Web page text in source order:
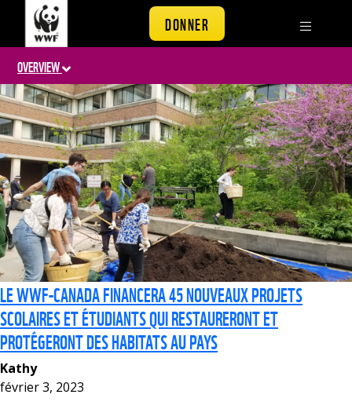
DONNER
OVERVIEW
LE WWF-CANADA FINANCERA 45 NOUVEAUX PROJETS
SCOLAIRES ET ÉTUDIANTS QUI RESTAURERONT ET
PROTÉGERONT DES HABITATS AU PAYS
Kathy
février 3, 2023